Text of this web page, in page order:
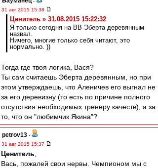
31 авг 2015 15:38
Ценитель » 31.08.2015 15:22:32
Я только сегодня на ВВ Эберта деревянным
назвал.
Ничего, многие только себя читают, это
нормально. ))
Тогда где твоя логика, Вася?
Ты сам считаешь Эберта деревянным, но при
этом утверждаешь, что Аленичев его выгнал не
за его деревизну (то есть по причине полного
отсутствия необходимых тренеру качеств), а за
то, что он "любимчик Якина"?
petrov13 -
31 авг 2015 15:37
Ценитель
Вась, пожалей свои нервы. Чемпионом мы с